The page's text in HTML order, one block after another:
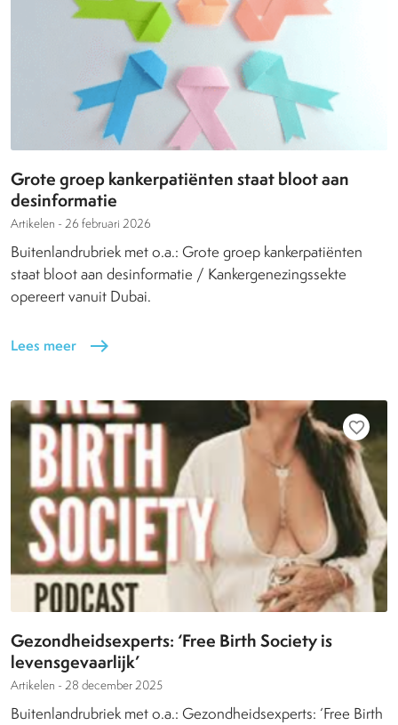
Grote groep kankerpatiënten staat bloot aan
desinformatie
Artikelen - 26 februari 2026
Buitenlandrubriek met o.a.: Grote groep kankerpatiënten
staat bloot aan desinformatie / Kankergenezingssekte
opereert vanuit Dubai.
Lees meer east
favorite_border
Gezondheidsexperts: ‘Free Birth Society is
levensgevaarlijk’
Artikelen - 28 december 2025
Buitenlandrubriek met o.a.: Gezondheidsexperts: ‘Free Birth